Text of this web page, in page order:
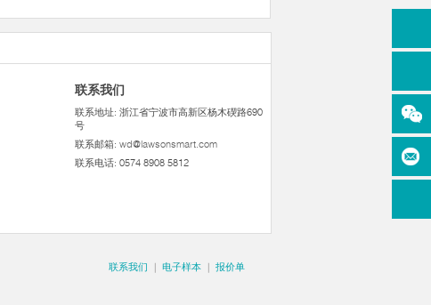
联系我们
联系地址: 浙江省宁波市高新区杨木碶路690
号
联系邮箱: wd@lawsonsmart.com
联系电话: 0574 8908 5812
联系我们 | 电子样本 | 报价单